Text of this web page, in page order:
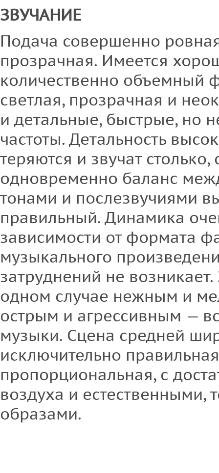
ЗВУЧАНИЕ
Подача совершенно
прозрачная. Имеется
количественно объемный
светлая, прозрачная и
и детальные, быстрые, но
частоты. Детальность
теряются и звучат
одновременно баланс
тонами и послезвучиями
правильный. Динамика
зависимости от формата
музыкального
затруднений не
одном случае нежным и
острым и агрессивным —
музыки. Сцена средней
исключительно
пропорциональная, с
воздуха и естественными,
образами.